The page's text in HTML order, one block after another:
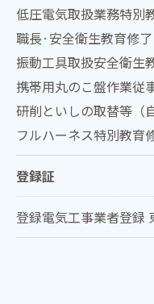
低圧電気取扱業務特別
職長·安全衛生教育修了
振動工具取扱安全衛生
携帯用丸のこ盤作業従
研削といしの取替等（
フルハーネス特別教育
登録証
登録電気工事業者登録